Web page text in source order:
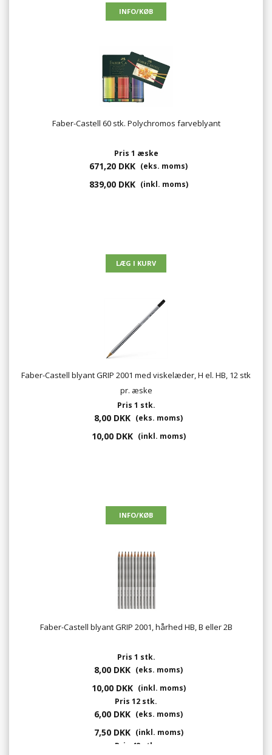
Faber-Castell 60 stk. Polychromos farveblyant
Pris 1 æske
671,20 DKK (eks. moms)
839,00 DKK (inkl. moms)
Faber-Castell blyant GRIP 2001 med viskelæder, H el. HB, 12 stk
pr. æske
Pris 1 stk.
8,00 DKK (eks. moms)
10,00 DKK (inkl. moms)
Faber-Castell blyant GRIP 2001, hårhed HB, B eller 2B
Pris 1 stk.
8,00 DKK (eks. moms)
10,00 DKK (inkl. moms)
Pris 12 stk.
6,00 DKK (eks. moms)
7,50 DKK (inkl. moms)
Pris 48 stk.